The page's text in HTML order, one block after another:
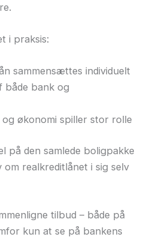
i praksis:
sammensættes individuelt
bank og
økonomi spiller stor rolle
på den samlede boligpakke
realkreditlånet i sig selv
tilbud – både på
kun at se på bankens